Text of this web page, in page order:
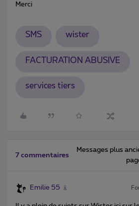
Merci
SMS wister
FACTURATION ABUSIVE
services tiers
7 commentaires
Messages plus
Emilie 55